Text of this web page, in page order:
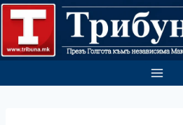
Skip
content